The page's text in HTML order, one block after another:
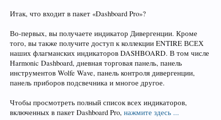
Итак, что входит в пакет «Dashboard Pro»?
Во-первых, вы получаете индикатор Дивергенции. Кроме
того, вы также получите доступ к коллекции ENTIRE ВСЕХ
наших флагманских индикаторов DASHBOARD. В том числе
Harmonic Dashboard, дневная торговая панель, панель
инструментов Wolfe Wave, панель контроля дивергенции,
панель приборов подсвечника и многое другое.
Чтобы просмотреть полный список всех индикаторов,
включенных в пакет Dashboard Pro, нажмите здесь ...